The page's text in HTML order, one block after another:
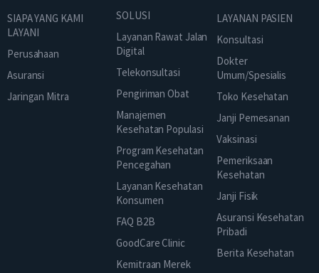
SIAPA YANG KAMI
LAYANI
Perusahaan
Asuransi
Jaringan Mitra
SOLUSI
Layanan Rawat Jalan
Digital
Telekonsultasi
Pengiriman Obat
Manajemen
Kesehatan Populasi
Program Kesehatan
Pencegahan
Layanan Kesehatan
Konsumen
FAQ B2B
GoodCare Clinic
Kemitraan Merek
LAYANAN PASIEN
Konsultasi
Dokter
Umum/Spesialis
Toko Kesehatan
Janji Pemesanan
Vaksinasi
Pemeriksaan
Kesehatan
Janji Fisik
Asuransi Kesehatan
Pribadi
Berita Kesehatan